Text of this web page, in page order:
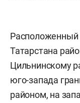
Расположенный
Татарстана
Цильнинскому
юго-запада
районом, на